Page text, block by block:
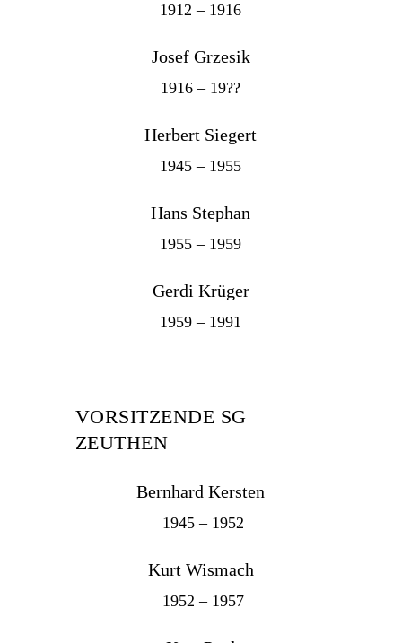
1912 – 1916
Josef Grzesik
1916 – 19??
Herbert Siegert
1945 – 1955
Hans Stephan
1955 – 1959
Gerdi Krüger
1959 – 1991
VORSITZENDE SG
ZEUTHEN
Bernhard Kersten
1945 – 1952
Kurt Wismach
1952 – 1957